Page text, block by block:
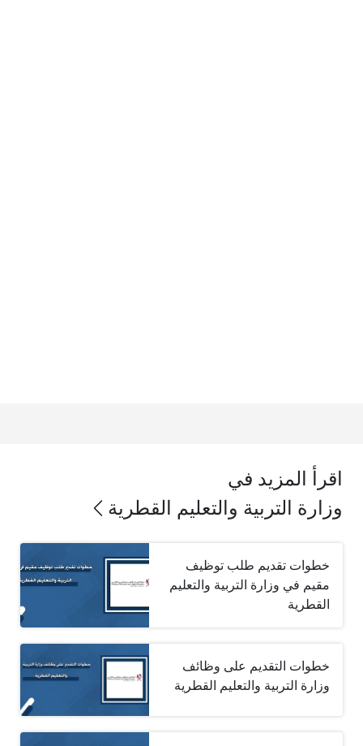
اقرأ المزيد في
وزارة التربية والتعليم القطرية
خطوات تقديم طلب توظيف
مقيم في وزارة التربية والتعليم
القطرية
خطوات التقديم على وظائف
وزارة التربية والتعليم القطرية